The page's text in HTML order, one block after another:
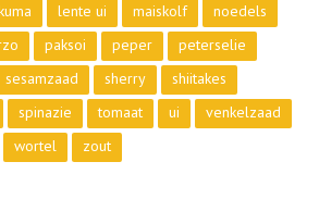
lente ui maiskolf
noedels
paksoi peper
peterselie
sesamzaad sherry
shiitakes
spinazie tomaat ui
venkelzaad
wortel zout